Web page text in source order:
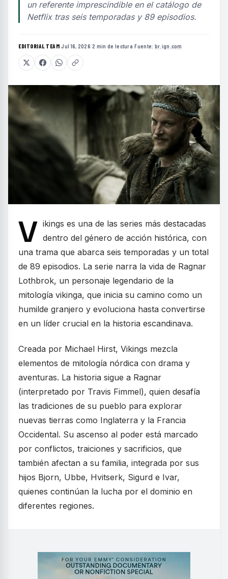
un referente imprescindible en el catálogo de
Netflix tras seis temporadas y 89 episodios.
EDITORIAL TEAM·Jul 16, 2026·2 min de lectura·Fuente: br.ign.com
V ikings es una de las series más destacadas
dentro del género de acción histórica, con
una trama que abarca seis temporadas y un total
de 89 episodios. La serie narra la vida de Ragnar
Lothbrok, un personaje legendario de la
mitología vikinga, que inicia su camino como un
humilde granjero y evoluciona hasta convertirse
en un líder crucial en la historia escandinava.
Creada por Michael Hirst, Vikings mezcla
elementos de mitología nórdica con drama y
aventuras. La historia sigue a Ragnar
(interpretado por Travis Fimmel), quien desafía
las tradiciones de su pueblo para explorar
nuevas tierras como Inglaterra y la Francia
Occidental. Su ascenso al poder está marcado
por conflictos, traiciones y sacrificios, que
también afectan a su familia, integrada por sus
hijos Bjorn, Ubbe, Hvitserk, Sigurd e Ivar,
quienes continúan la lucha por el dominio en
diferentes regiones.